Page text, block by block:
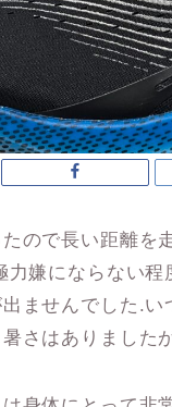
ので長い距離を
力嫌にならない
ませんでした.
さはありました